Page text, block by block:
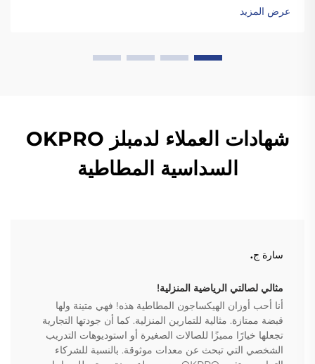
القياسية، فإن الألواح المطاطية عالية الجودة تكون متينة بدرجة
كافية ل...
عرض المزيد
شهادات العملاء لدمبلز OKPRO
السداسية المطاطية
سارة ج.
مثالي لصالتي الرياضية المنزلية!
أنا أحب أوزان الهيكساجون المطاطية هذه! فهي متينة ولها
قبضة ممتازة. مثالية للتمارين المنزلية. كما أن جودتها التجارية
تجعلها خيارًا مميزًا للصالات الصغيرة أو استوديوهات التدريب
الشخصي التي تبحث عن معدات موثوقة. بالنسبة للشركاء